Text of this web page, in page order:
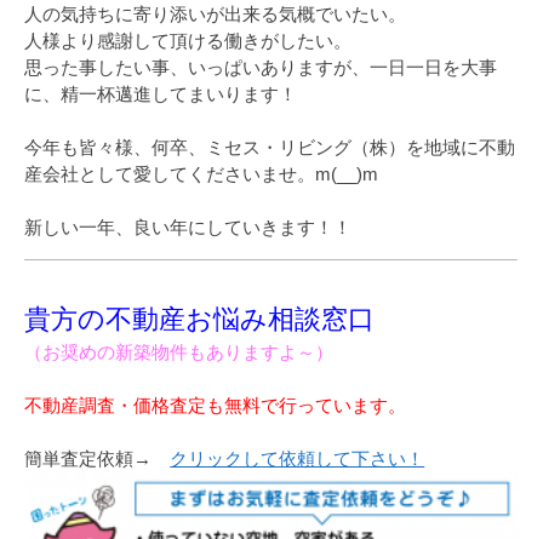
人の気持ちに寄り添いが出来る気概でいたい。
人様より感謝して頂ける働きがしたい。
思った事したい事、いっぱいありますが、一日一日を大事
に、精一杯邁進してまいります！
今年も皆々様、何卒、ミセス・リビング（株）を地域に不動
産会社として愛してくださいませ。m(__)m
新しい一年、良い年にしていきます！！
貴方の不動産お悩み相談窓口
（お奨めの新築物件もありますよ～）
不動産調査・価格査定も無料で行っています。
簡単査定依頼→ クリックして依頼して下さい！